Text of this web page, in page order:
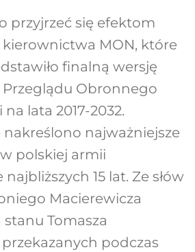
przyjrzeć się efektom
MON, które
finalną wersję
Obronnego
lata 2017-2032.
najważniejsze
polskiej armii
15 lat. Ze słów
Macierewicza
Tomasza
podczas